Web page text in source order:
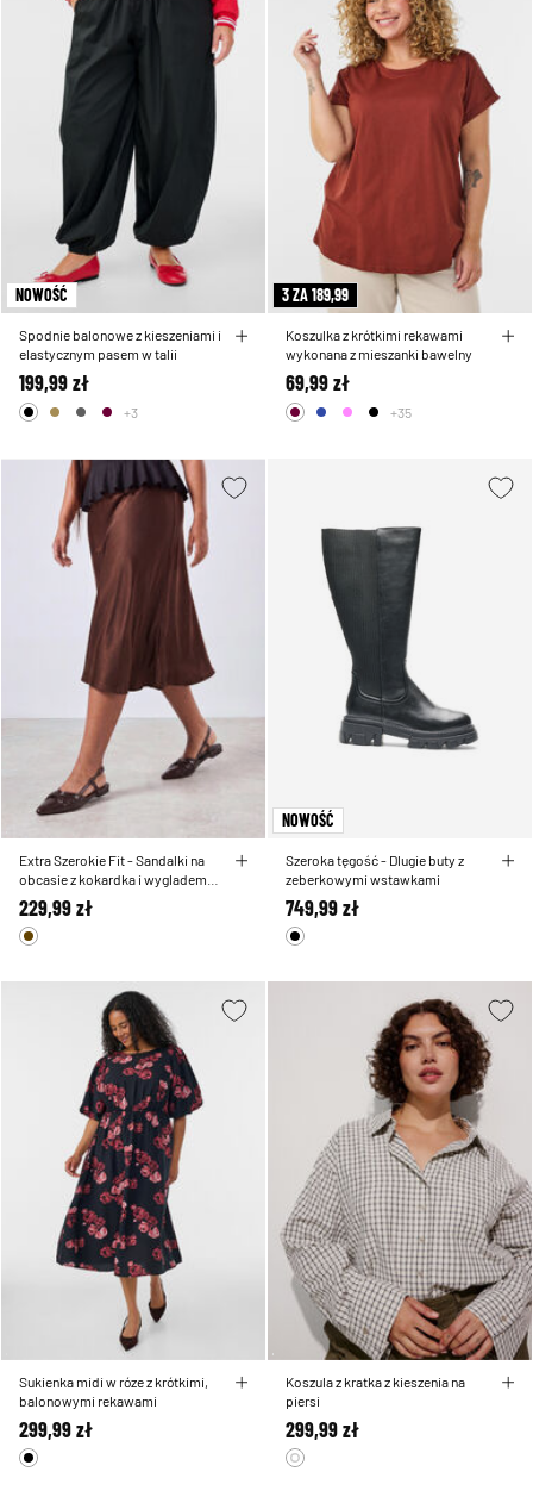
NOWOŚĆ
Spodnie balonowe z kieszeniami i
elastycznym pasem w talii
199,99 zł
+3
3 ZA 189,99
Koszulka z krótkimi rekawami
wykonana z mieszanki bawelny
69,99 zł
+35
Extra Szerokie Fit - Sandalki na
obcasie z kokardka i wygladem
lakierowanym
229,99 zł
NOWOŚĆ
Szeroka tęgość - Dlugie buty z
zeberkowymi wstawkami
749,99 zł
Sukienka midi w róze z krótkimi,
balonowymi rekawami
299,99 zł
Koszula z kratka z kieszenia na
piersi
299,99 zł